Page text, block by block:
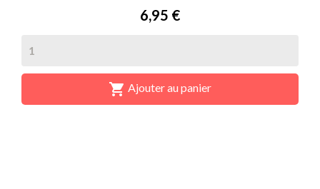
Prix
6,95 €
 Ajouter au panier